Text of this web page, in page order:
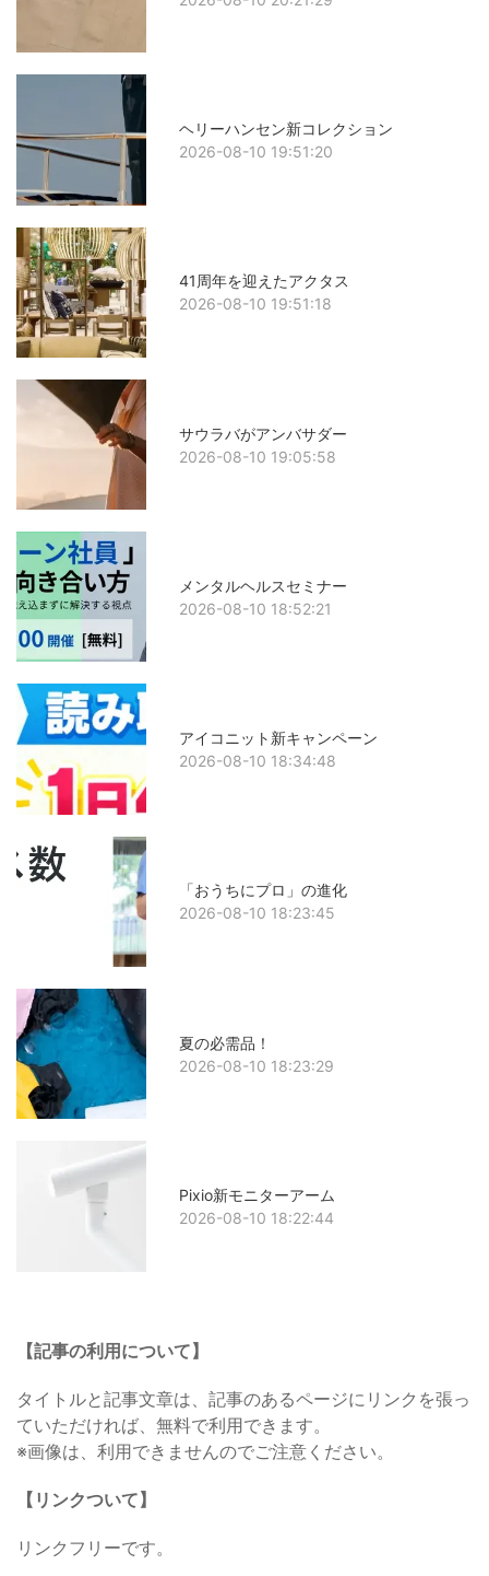
ヘリーハンセン新コレクション
2026-08-10 19:51:20
41周年を迎えたアクタス
2026-08-10 19:51:18
サウラバがアンバサダー
2026-08-10 19:05:58
メンタルヘルスセミナー
2026-08-10 18:52:21
アイコニット新キャンペーン
2026-08-10 18:34:48
「おうちにプロ」の進化
2026-08-10 18:23:45
夏の必需品！
2026-08-10 18:23:29
Pixio新モニターアーム
2026-08-10 18:22:44
【記事の利用について】
タイトルと記事文章は、記事のあるページにリンクを張っ
ていただければ、無料で利用できます。
※画像は、利用できませんのでご注意ください。
【リンクついて】
リンクフリーです。